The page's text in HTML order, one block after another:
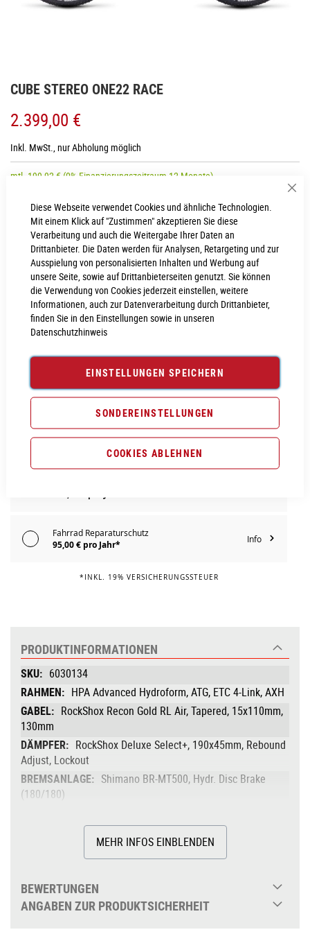
Diese Webseite verwendet Cookies und ähnliche Technologien.
Mit einem Klick auf "Zustimmen" akzeptieren Sie diese
Verarbeitung und auch die Weitergabe Ihrer Daten an
Drittanbieter. Die Daten werden für Analysen, Retargeting und zur
Ausspielung von personalisierten Inhalten und Werbung auf
unsere Seite, sowie auf Drittanbieterseiten genutzt. Sie können
die Verwendung von Cookies jederzeit einstellen, weitere
Informationen, auch zur Datenverarbeitung durch Drittanbieter,
finden Sie in den Einstellungen sowie in unseren
Datenschutzhinweis
EINSTELLUNGEN SPEICHERN
SONDEREINSTELLUNGEN
COOKIES ABLEHNEN
Anfang
Bildgalerie
CUBE STEREO ONE22 RACE
2.399,00 €
Inkl. MwSt., nur Abholung möglich
mtl. 199,92 € (0% Finanzierungszeitraum 12 Monate)
RAHMENHÖHE
S
IN DEN WARENKORB
Vergleichsliste:hinzufügen|ansehen
Produktanfrage stellen
Extra Schutz? Jetzt Tarife entdecken!
Fahrrad Reparaturschutz
95,00 € pro Jahr*
Info
*INKL. 19% VERSICHERUNGSSTEUER
PRODUKTINFORMATIONEN
Produktinformationen
6030134
HPA Advanced Hydroform, ATG, ETC 4-Link, AXH
RockShox Recon Gold RL Air, Tapered, 15x110mm,
130mm
RockShox Deluxe Select+, 190x45mm, Rebound
Adjust, Lockout
Shimano BR-MT500, Hydr. Disc Brake
(180/180)
Shimano FC-MT511, Boost, 30T
Shimano CN-M6100
Fulcrum Red 77, 28/28 Spokes, 15x110mm
MEHR INFOS EINBLENDEN
BEWERTUNGEN
ANGABEN ZUR PRODUKTSICHERHEIT